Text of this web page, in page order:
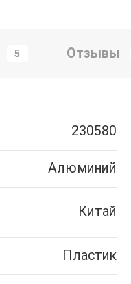
5 Отзывы
230580
Алюминий
Китай
Пластик